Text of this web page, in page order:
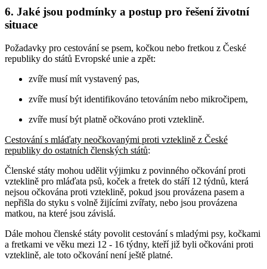
6. Jaké jsou podmínky a postup pro řešení životní
situace
Požadavky pro cestování se psem, kočkou nebo fretkou z České
republiky do států Evropské unie a zpět:
zvíře musí mít vystavený pas,
zvíře musí být identifikováno tetováním nebo mikročipem,
zvíře musí být platně očkováno proti vzteklině.
Cestování s mláďaty neočkovanými proti vzteklině z České
republiky do ostatních členských států:
Členské státy mohou udělit výjimku z povinného očkování proti
vzteklině pro mláďata psů, koček a fretek do stáří 12 týdnů, která
nejsou očkována proti vzteklině, pokud jsou provázena pasem a
nepřišla do styku s volně žijícími zvířaty, nebo jsou provázena
matkou, na které jsou závislá.
Dále mohou členské státy povolit cestování s mladými psy, kočkami
a fretkami ve věku mezi 12 - 16 týdny, kteří již byli očkováni proti
vzteklině, ale toto očkování není ještě platné.